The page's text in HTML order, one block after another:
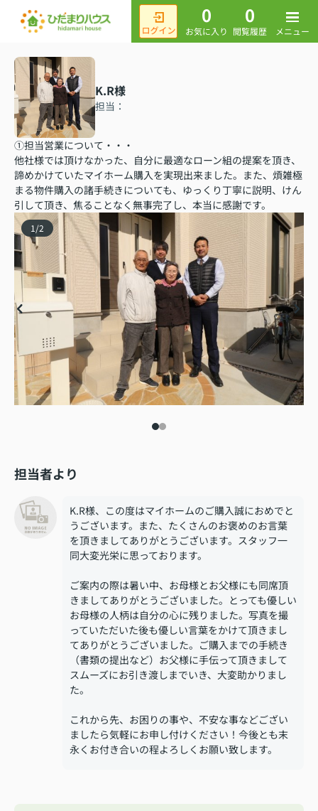
0
お気に入り
0
閲覧履歴 メニュー
K.R様
担当：
①担当営業について・・・
他社様では頂けなかった、自分に最適なローン組の提案を頂き、
諦めかけていたマイホーム購入を実現出来ました。また、煩雑極
まる物件購入の諸手続きについても、ゆっくり丁寧に説明、けん
引して頂き、焦ることなく無事完了し、本当に感謝です。
1 /2
担当者より
K.R様、この度はマイホームのご購入誠におめでと
うございます。また、たくさんのお褒めのお言葉
を頂きましてありがとうございます。スタッフ一
同大変光栄に思っております。
ご案内の際は暑い中、お母様とお父様にも同席頂
きましてありがとうございました。とっても優しい
お母様の人柄は自分の心に残りました。写真を撮
っていただいた後も優しい言葉をかけて頂きまし
てありがとうございました。ご購入までの手続き
（書類の提出など）お父様に手伝って頂きまして
スムーズにお引き渡しまでいき、大変助かりまし
た。
これから先、お困りの事や、不安な事などござい
ましたら気軽にお申し付けください！今後とも末
永くお付き合いの程よろしくお願い致します。